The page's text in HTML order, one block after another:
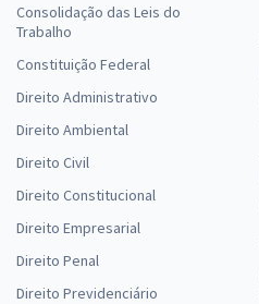
Consolidação das Leis do
Trabalho
Constituição Federal
Direito Administrativo
Direito Ambiental
Direito Civil
Direito Constitucional
Direito Empresarial
Direito Penal
Direito Previdenciário